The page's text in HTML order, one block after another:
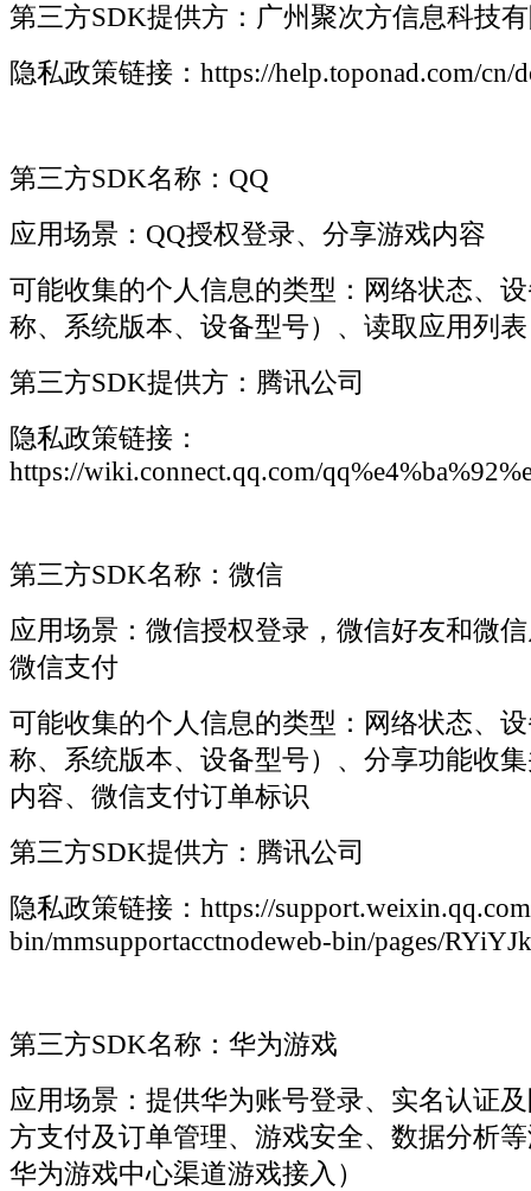
第三方SDK提供方：广州聚次方信息科技
隐私政策链接：https://help.toponad.com/cn/
第三方SDK名称：QQ
应用场景：QQ授权登录、分享游戏内容
可能收集的个人信息的类型：网络状态、
称、系统版本、设备型号）、读取应用列表
第三方SDK提供方：腾讯公司
隐私政策链接：
https://wiki.connect.qq.com/
第三方SDK名称：微信
应用场景：微信授权登录，微信好友和微
微信支付
可能收集的个人信息的类型：网络状态、
称、系统版本、设备型号）、分享功能收
内容、微信支付订单标识
第三方SDK提供方：腾讯公司
隐私政策链接：https://
bin/mmsupportacctnodeweb-bin/pages/
第三方SDK名称：华为游戏
应用场景：提供华为账号登录、实名认证
方支付及订单管理、游戏安全、数据分析
华为游戏中心渠道游戏接入）